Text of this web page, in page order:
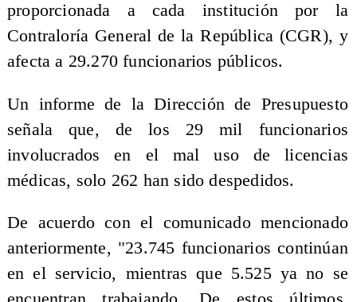
proporcionada a cada institución por la
Contraloría General de la República (CGR), y
afecta a 29.270 funcionarios públicos.
Un informe de la Dirección de Presupuesto
señala que, de los 29 mil funcionarios
involucrados en el mal uso de licencias
médicas, solo 262 han sido despedidos.
De acuerdo con el comunicado mencionado
anteriormente, "23.745 funcionarios continúan
en el servicio, mientras que 5.525 ya no se